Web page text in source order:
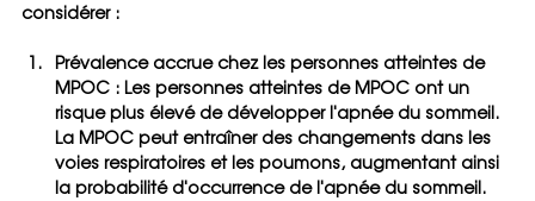
considérer :
Prévalence accrue chez les personnes atteintes de
MPOC : Les personnes atteintes de MPOC ont un
risque plus élevé de développer l'apnée du sommeil.
La MPOC peut entraîner des changements dans les
voies respiratoires et les poumons, augmentant ainsi
la probabilité d'occurrence de l'apnée du sommeil.